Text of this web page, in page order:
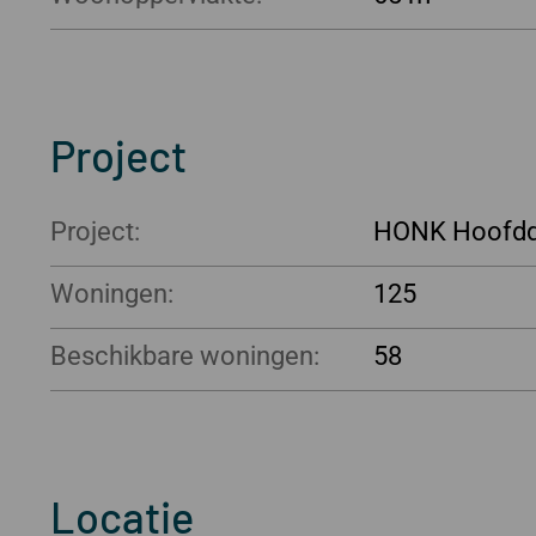
Project
Project: HONK
Woningen: 125
Beschikbare woningen: 58
Locatie